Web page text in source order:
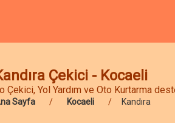
Çekici - Kocaeli
Çekici, Yol Yardım ve Oto Kurtarma
Sayfa Kocaeli Kandıra